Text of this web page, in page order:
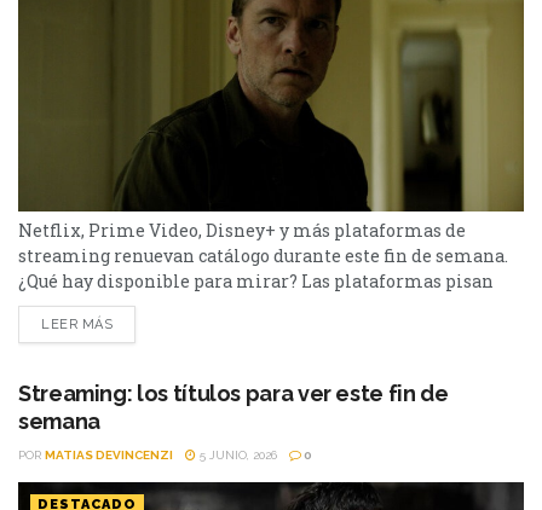
Netflix, Prime Video, Disney+ y más plataformas de
streaming renuevan catálogo durante este fin de semana.
¿Qué hay disponible para mirar? Las plataformas pisan
fuerte con una batería de lanzamientos que combinan
producciones locales y adaptaciones ambiciosas.
el menú tiene de todo. I Will Find You - Netflix Te
encontraré es una miniserie basada en...
LEER MÁS
Streaming: los títulos para ver este fin de
semana
POR MATIAS DEVINCENZI 5 JUNIO, 2026 0
DESTACADO